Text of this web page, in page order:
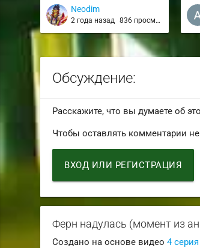
Neodim
2 года назад 836 просмотров
Обсуждение:
Расскажите, что вы думаете об
Чтобы оставлять комментарии
ВХОД ИЛИ РЕГИСТРАЦИЯ
Ферн надулась (момент из
Создано на основе видео4